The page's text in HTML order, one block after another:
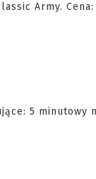
Army. Cena:
5